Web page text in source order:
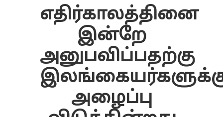
எதிர்காலத்தினை
இன்றே
அனுபவிப்பதற்கு
அழைப்பு